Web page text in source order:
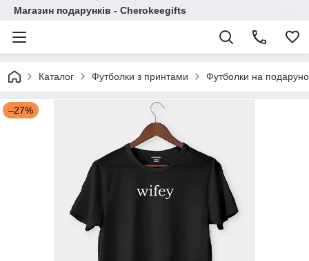
Магазин подарунків - Cherokeegifts
Каталог Футболки з принтами Футболки на
–27%